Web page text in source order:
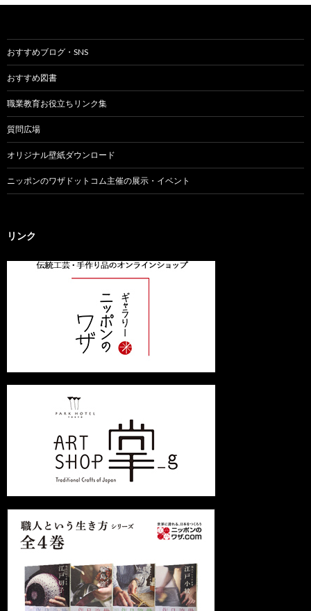
おすすめブログ・SNS
おすすめ図書
職業教育お役立ちリンク集
質問広場
オリジナル壁紙ダウンロード
ニッポンのワザドットコム主催の展示・イベント
リンク